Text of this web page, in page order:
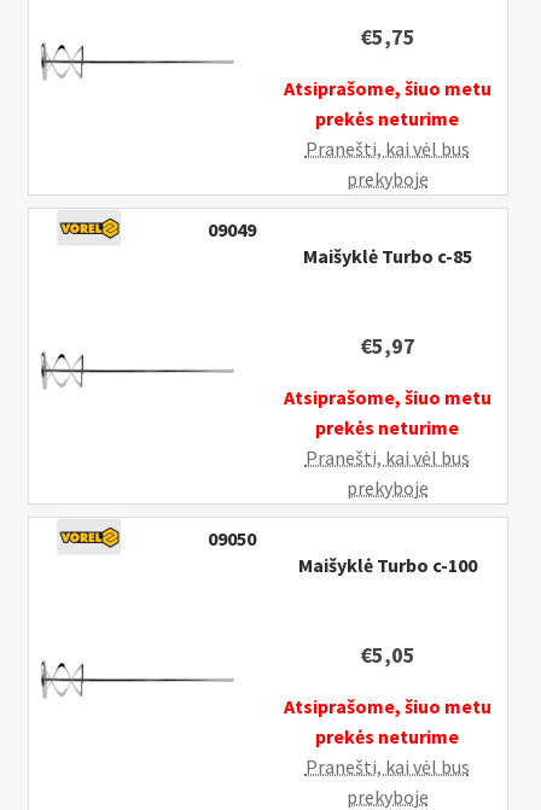
€5,75
Atsiprašome, šiuo metu
prekės neturime
Pranešti, kai vėl bus
prekyboje
09049
Maišyklė Turbo c-85
€5,97
Atsiprašome, šiuo metu
prekės neturime
Pranešti, kai vėl bus
prekyboje
09050
Maišyklė Turbo c-100
€5,05
Atsiprašome, šiuo metu
prekės neturime
Pranešti, kai vėl bus
prekyboje